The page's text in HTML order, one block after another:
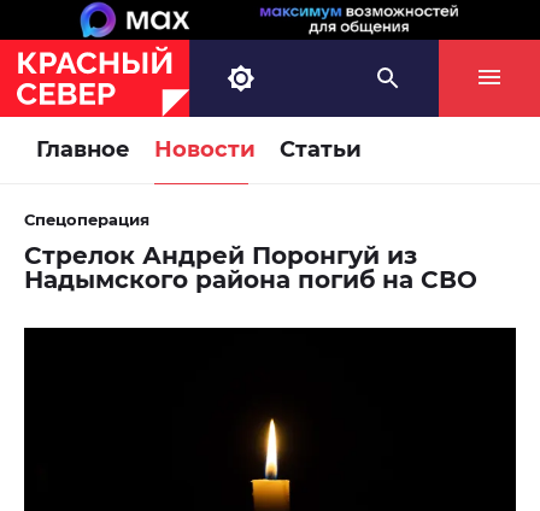
Главное Новости Статьи
Спецоперация
Стрелок Андрей Поронгуй из
Надымского района погиб на СВО